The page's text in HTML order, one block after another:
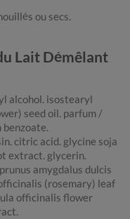
ou secs.
Lait Démêlant
alcohol. isostearyl
seed oil. parfum /
citric acid. glycine soja
extract. glycerin.
amygdalus dulcis
(rosemary) leaf
officinalis flower